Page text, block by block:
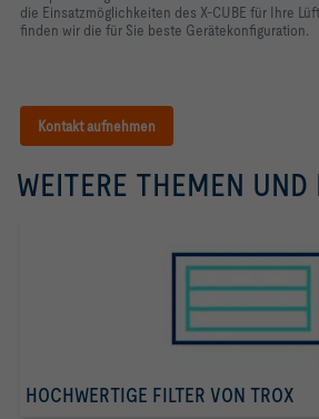
die Einsatzmöglichkeiten des X-CUBE für Ihre
finden wir die für Sie beste Gerätekonfiguration.
Kontakt aufnehmen
WEITERE THEMEN UND
HOCHWERTIGE FILTER VON TROX